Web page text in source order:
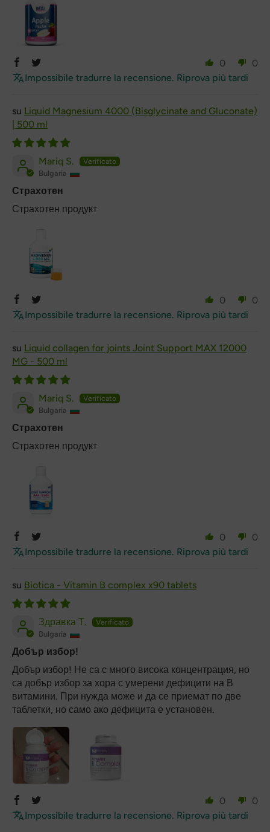
0
0
Impossibile tradurre la recensione. Riprova più tardi
Liquid Magnesium 4000 (Bisglycinate and Gluconate)
| 500 ml
Mariq S.
Bulgaria
Страхотен
Страхотен продукт
0
0
Impossibile tradurre la recensione. Riprova più tardi
Liquid collagen for joints Joint Support MAX 12000
MG - 500 ml
Mariq S.
Bulgaria
Страхотен
Страхотен продукт
0
0
Impossibile tradurre la recensione. Riprova più tardi
Biotica - Vitamin B complex x90 tablets
Здравка Т.
Bulgaria
Добър избор!
Добър избор! Не са с много висока концентрация, но
са добър избор за хора с умерени дефицити на В
витамини. При нужда може и да се приемат по две
таблетки, но само ако дефицита е установен.
0
0
Impossibile tradurre la recensione. Riprova più tardi